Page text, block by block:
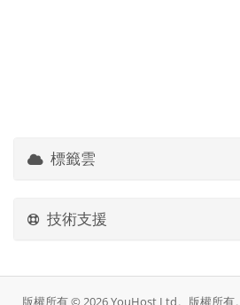
標籤雲
技術支援
版權所有 © 2026 YouHost Ltd。版權所有。